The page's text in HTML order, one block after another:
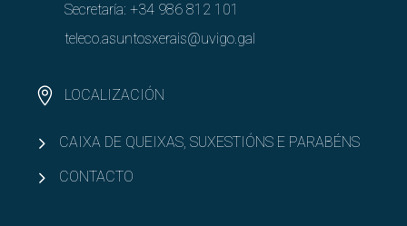
Secretaría: +34 986 812 101
teleco.asuntosxerais@uvigo.gal
LOCALIZACIÓN
CAIXA DE QUEIXAS, SUXESTIÓNS E PARABÉNS
CONTACTO